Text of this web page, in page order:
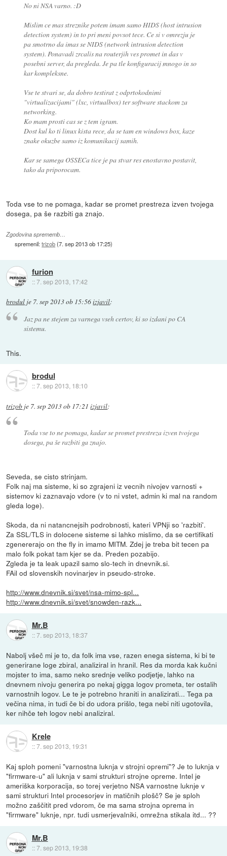
No ni NSA varno. :D
Mislim ce mas streznike potem imam samo HIDS (host intrusion
detection system) in to pri meni povsot tece. Ce si v omrezju je
pa smotrno da imas se NIDS (network intrusion detection
system). Ponavadi zrcalis na routerjih ves promet in das v
posebni server, da pregleda. Je pa tle konfiguracij mnogo in so
kar kompleksne.
Vse te stvari se, da dobro testirat z odprtokodnimi
"virtualizacijami" (lxc, virtualbox) ter software stackom za
networking.
Ko mam prosti cas se z tem igram.
Dost kul ko ti linux kista rece, da se tam en windows box, kaze
znake okuzbe samo iz komunikacij samih.
Kar se samega OSSECa tice je pa stvar res enostavno postavit,
tako da priporocam.
Toda vse to ne pomaga, kadar se promet prestreza izven tvojega
dosega, pa še razbiti ga znajo.
Zgodovina sprememb…
spremenil:trizob(7. sep 2013 ob 17:25)
furion
::7. sep 2013, 17:42
brodul je 7. sep 2013 ob 15:56izjavil:
Jaz pa ne stejem za varnega vseh certov, ki so izdani po CA
sistemu.
This.
brodul
::7. sep 2013, 18:10
trizob je 7. sep 2013 ob 17:21 izjavil:
Toda vse to ne pomaga, kadar se promet prestreza izven tvojega
dosega, pa še razbiti ga znajo.
Seveda, se cisto strinjam.
Folk naj ma sisteme, ki so zgrajeni iz vecnih nivojev varnosti +
sistemov ki zaznavajo vdore (v to ni vstet, admin ki mal na random
gleda loge).
Skoda, da ni natancnejsih podrobnosti, kateri VPNji so 'razbiti'.
Za SSL/TLS in dolocene sisteme si lahko mislimo, da se certifikati
zgenererajo on the fly in imamo MITM. Zdej je treba bit tecen pa
malo folk pokat tam kjer se da. Preden pozabijo.
Zgleda je ta leak upazil samo slo-tech in dnevnik.si.
FAil od slovenskih novinarjev in pseudo-stroke.
http://www.dnevnik.si/svet/nsa-mimo-spl...
http://www.dnevnik.si/svet/snowden-razk...
Mr.B
::7. sep 2013, 18:37
Nabolj všeč mi je to, da folk ima vse, razen enega sistema, ki bi te
generirane loge zbiral, analiziral in hranil. Res da morda kak kučni
mojster to ima, samo neko srednje veliko podjetje, lahko na
dnevnem nivoju generira po nekaj gigga logov prometa, ter ostalih
varnostnih logov. Le te je potrebno hraniti in analizirati... Tega pa
večina nima, in tudi če bi do udora prišlo, tega nebi niti ugotovila,
ker nihče teh logov nebi analiziral.
Krele
::7. sep 2013, 19:31
Kaj sploh pomeni "varnostna luknja v strojni opremi"? Je to luknja v
"firmware-u" ali luknja v sami strukturi strojne opreme. Intel je
ameriška korporacija, so torej verjetno NSA varnostne luknje v
sami strukturi Intel procesorjev in matičnih plošč? Se je sploh
možno zaščitit pred vdorom, če ma sama strojna oprema in
"firmware" luknje, npr. tudi usmerjevalniki, omrežna stikala itd... ??
Mr.B
::7. sep 2013, 19:38